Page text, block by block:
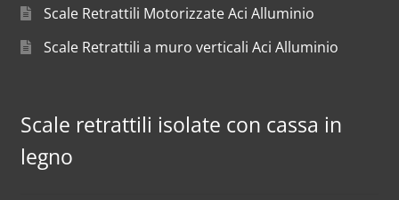
Scale Retrattili Motorizzate Aci Alluminio
Scale Retrattili a muro verticali Aci Alluminio
Scale retrattili isolate con cassa in
legno